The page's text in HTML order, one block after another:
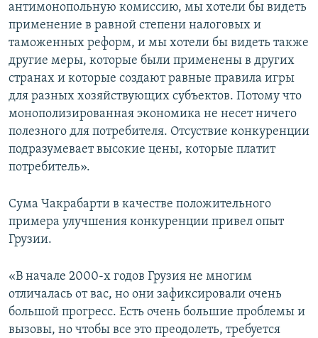
антимонопольную комиссию, мы хотели бы видеть
применение в равной степени налоговых и
таможенных реформ, и мы хотели бы видеть также
другие меры, которые были применены в других
странах и которые создают равные правила игры
для разных хозяйствующих субъектов. Потому что
монополизированная экономика не несет ничего
полезного для потребителя. Отсуствие конкуренции
подразумевает высокие цены, которые платит
потребитель».
Сума Чакрабарти в качестве положительного
примера улучшения конкуренции привел опыт
Грузии.
«В начале 2000-х годов Грузия не многим
отличалась от вас, но они зафиксировали очень
большой прогресс. Есть очень большие проблемы и
вызовы, но чтобы все это преодолеть, требуется